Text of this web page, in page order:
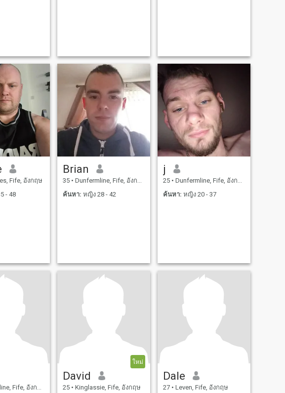
Fife, อังกฤษ
- 48
Brian
35 • Dunfermline, Fife, อังกฤษ
ค้นหา: หญิง 28 - 42
j
25 • Dunfermline, Fife, อังกฤษ
ค้นหา: หญิง 20 - 37
Fife, อังกฤษ
ใหม่
David
25 • Kinglassie, Fife, อังกฤษ
Dale
27 • Leven, Fife, อังกฤษ